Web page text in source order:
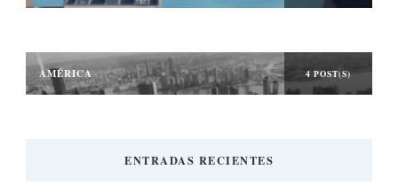
AMÉRICA 4 POST(S)
ENTRADAS RECIENTES